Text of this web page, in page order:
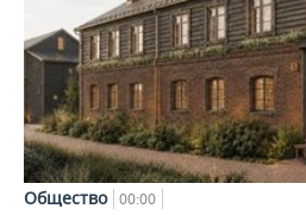
Общество 00:00